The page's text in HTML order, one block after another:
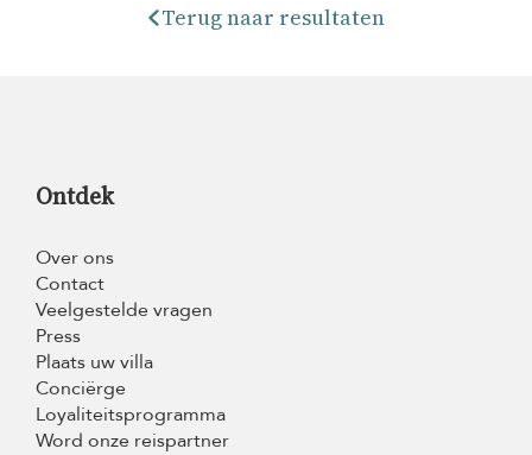
Terug naar resultaten
Ontdek
Over ons
Contact
Veelgestelde vragen
Press
Plaats uw villa
Conciërge
Loyaliteitsprogramma
Word onze reispartner